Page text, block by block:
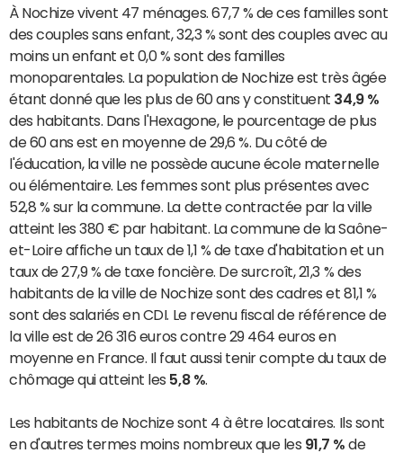
À Nochize vivent 47 ménages. 67,7 % de ces familles sont
des couples sans enfant, 32,3 % sont des couples avec au
moins un enfant et 0,0 % sont des familles
monoparentales. La population de Nochize est très âgée
étant donné que les plus de 60 ans y constituent 34,9 %
des habitants. Dans l'Hexagone, le pourcentage de plus
de 60 ans est en moyenne de 29,6 %. Du côté de
l'éducation, la ville ne possède aucune école maternelle
ou élémentaire. Les femmes sont plus présentes avec
52,8 % sur la commune. La dette contractée par la ville
atteint les 380 € par habitant. La commune de la Saône-
et-Loire affiche un taux de 1,1 % de taxe d'habitation et un
taux de 27,9 % de taxe foncière. De surcroît, 21,3 % des
habitants de la ville de Nochize sont des cadres et 81,1 %
sont des salariés en CDI. Le revenu fiscal de référence de
la ville est de 26 316 euros contre 29 464 euros en
moyenne en France. Il faut aussi tenir compte du taux de
chômage qui atteint les 5,8 %
Les habitants de Nochize sont 4 à être locataires. Ils sont
en d'autres termes moins nombreux que les 91,7 % de